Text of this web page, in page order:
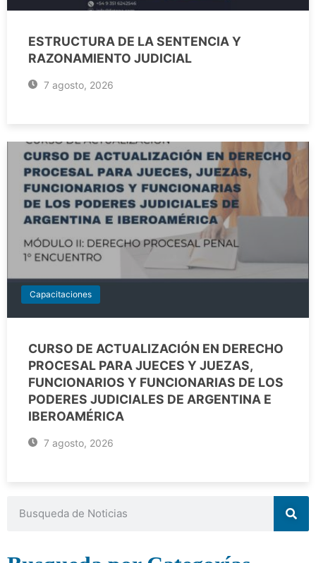
ESTRUCTURA DE LA SENTENCIA Y
RAZONAMIENTO JUDICIAL
7 agosto, 2026
Capacitaciones
CURSO DE ACTUALIZACIÓN EN DERECHO
PROCESAL PARA JUECES Y JUEZAS,
FUNCIONARIOS Y FUNCIONARIAS DE LOS
PODERES JUDICIALES DE ARGENTINA E
IBEROAMÉRICA
7 agosto, 2026